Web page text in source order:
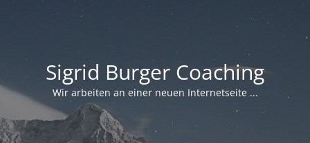
Sigrid Burger Coaching
Wir arbeiten an einer neuen Internetseite ...